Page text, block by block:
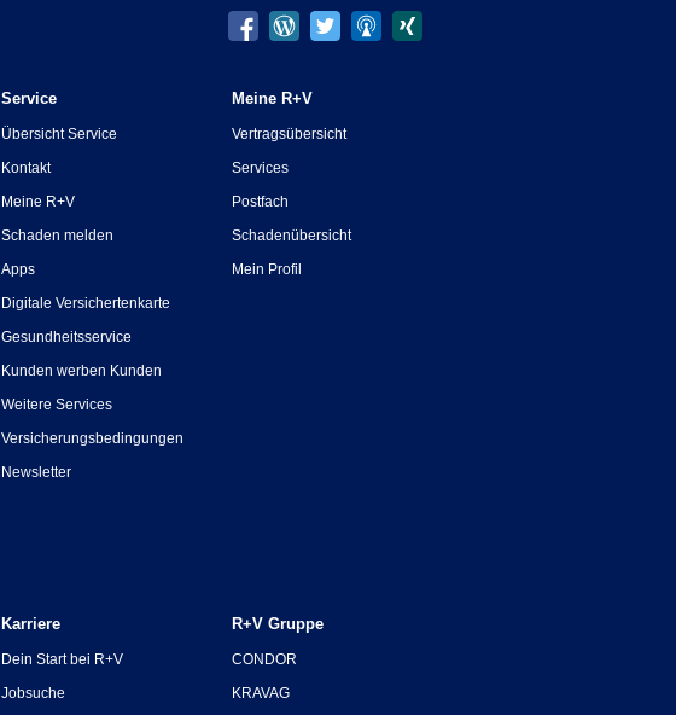
Service
Übersicht Service
Kontakt
Meine R+V
Schaden melden
Apps
Digitale Versichertenkarte
Gesundheitsservice
Kunden werben Kunden
Weitere Services
Versicherungsbedingungen
Newsletter
Meine R+V
Vertragsübersicht
Services
Postfach
Schadenübersicht
Mein Profil
Karriere
Dein Start bei R+V
Jobsuche
R+V Gruppe
CONDOR
KRAVAG